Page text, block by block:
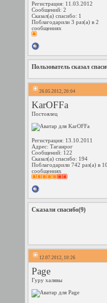
Регистрация: 11.03.2012
Сообщений: 2
Сказал(а) спасибо: 1
Поблагодарили 3 раз(а) в 2
сообщениях
Пользователь сказал
26.05.2012, 20:04
KarOFFa
Постоялец
Регистрация: 13.10.2011
Адрес: Таганрог
Сообщений: 122
Сказал(а) спасибо: 194
Поблагодарили 742 раз(а) в
сообщениях
Сказали спасибо(9)
12.07.2012, 10:26
Page
Гуру халявы